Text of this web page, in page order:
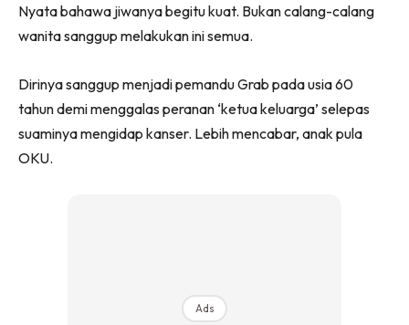
Nyata bahawa jiwanya begitu kuat. Bukan calang-calang
wanita sanggup melakukan ini semua.
Dirinya sanggup menjadi pemandu Grab pada usia 60
tahun demi menggalas peranan ‘ketua keluarga’ selepas
suaminya mengidap kanser. Lebih mencabar, anak pula
OKU.
Ads